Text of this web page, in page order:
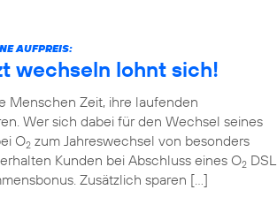
AUFPREIS:
wechseln lohnt sich!
Menschen Zeit, ihre laufenden
Wer sich dabei für den Wechsel seines
O2 zum Jahreswechsel von besonders
Kunden bei Abschluss eines O2 DSL
Zusätzlich sparen […]